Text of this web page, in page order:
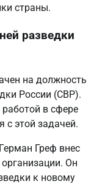
страны.
разведки
на должность
России (СВР).
в сфере
с этой задачей.
Греф внес
Он
к новому